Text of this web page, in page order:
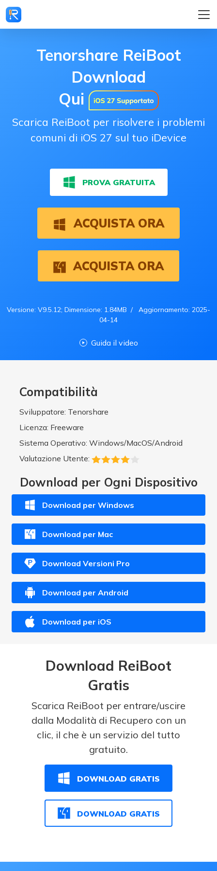
Tenorshare ReiBoot
Download
Qui
Scarica ReiBoot per risolvere i problemi
comuni di iOS 27 sul tuo iDevice
PROVA GRATUITA
ACQUISTA ORA
ACQUISTA ORA
Versione: V9.5.12; Dimensione: 1.84MB / Aggiornamento: 2025-
04-14
Guida il video
Compatibilità
Sviluppatore: Tenorshare
Licenza: Freeware
Sistema Operativo: Windows/MacOS/Android
Valutazione Utente:
Download per Ogni Dispositivo
Download per Windows
Download per Mac
Download Versioni Pro
Download per Android
Download per iOS
Download ReiBoot
Gratis
Scarica ReiBoot per entrare/uscire
dalla Modalità di Recupero con un
clic, il che è un servizio del tutto
gratuito.
DOWNLOAD GRATIS
DOWNLOAD GRATIS